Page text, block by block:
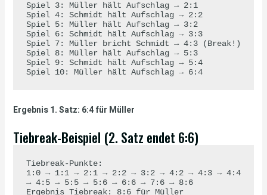
Spiel 3: Müller hält Aufschlag → 2:1
Spiel 4: Schmidt hält Aufschlag → 2:2
Spiel 5: Müller hält Aufschlag → 3:2
Spiel 6: Schmidt hält Aufschlag → 3:3
Spiel 7: Müller bricht Schmidt → 4:3 (Break!)
Spiel 8: Müller hält Aufschlag → 5:3
Spiel 9: Schmidt hält Aufschlag → 5:4
Spiel 10: Müller hält Aufschlag → 6:4
Ergebnis 1. Satz: 6:4 für Müller
Tiebreak-Beispiel (2. Satz endet 6:6)
Tiebreak-Punkte:
1:0 → 1:1 → 2:1 → 2:2 → 3:2 → 4:2 → 4:3 → 4:4
→ 4:5 → 5:5 → 5:6 → 6:6 → 7:6 → 8:6
Ergebnis Tiebreak: 8:6 für Müller